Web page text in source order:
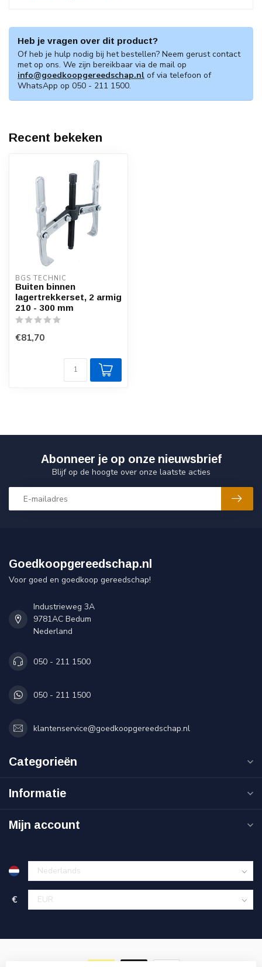
Heb je vragen over dit product?
Of heb je hulp nodig bij het bestellen? Neem gerust contact
met op ons. We zijn bereikbaar via de mail op
info@goedkoopgereedschap.nl of via telefoon of
WhatsApp op 050 - 211 1500.
Recent bekeken
BGS TECHNIC
Buiten binnen
lagertrekkerset, 2 armig
210 - 300 mm
€81,70
Abonneer je op onze nieuwsbrief
Blijf op de hoogte over onze laatste acties
Goedkoopgereedschap.nl
Voor goed en goedkoop gereedschap!
Industrieweg 3A
9781AC Bedum
Nederland
050 - 211 1500
050 - 211 1500
klantenservice@goedkoopgereedschap.nl
Categorieën
Informatie
Mijn account
€